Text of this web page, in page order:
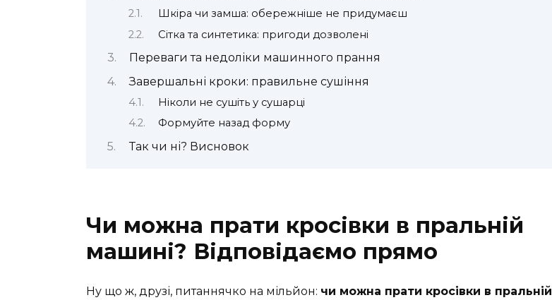
Шкіра чи замша: обережніше не придумаєш
Сітка та синтетика: пригоди дозволені
Переваги та недоліки машинного прання
Завершальні кроки: правильне сушіння
Ніколи не сушіть у сушарці
Формуйте назад форму
Так чи ні? Висновок
Чи можна прати кросівки в пральній
машині? Відповідаємо прямо
Ну що ж, друзі, питаннячко на мільйон: чи можна прати кросівки в пральній